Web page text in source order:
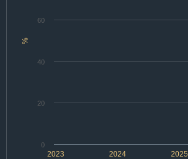
%
2024
2023 2025
0
20
40
60